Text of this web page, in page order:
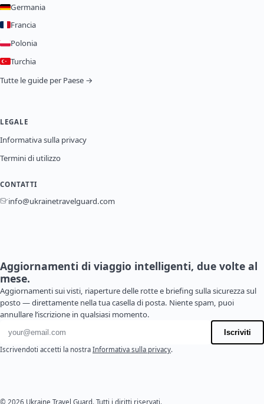
Germania
Francia
Polonia
Turchia
Tutte le guide per Paese →
LEGALE
Informativa sulla privacy
Termini di utilizzo
CONTATTI
info@ukrainetravelguard.com
Aggiornamenti di viaggio intelligenti, due volte al
mese.
Aggiornamenti sui visti, riaperture delle rotte e briefing sulla sicurezza sul
posto — direttamente nella tua casella di posta. Niente spam, puoi
annullare l’iscrizione in qualsiasi momento.
Indirizzo email
Iscriviti
Iscrivendoti accetti la nostra Informativa sulla privacy.
© 2026 Ukraine Travel Guard. Tutti i diritti riservati.